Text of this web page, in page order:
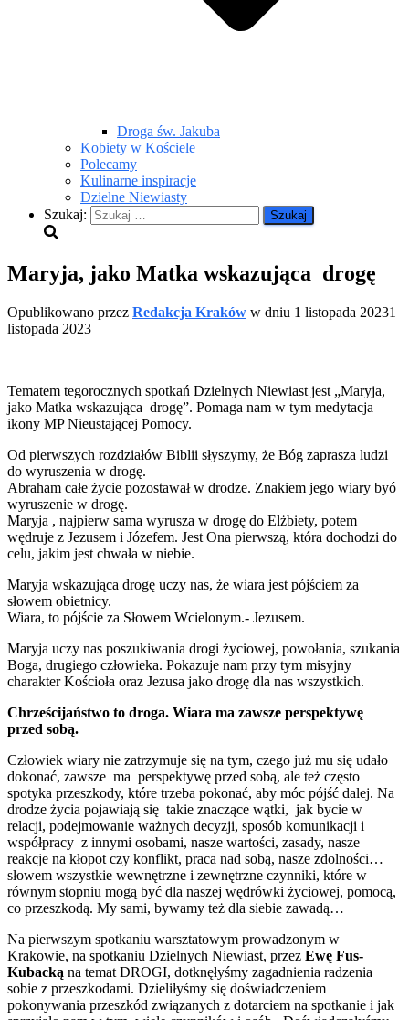
Droga św. Jakuba
Kobiety w Kościele
Polecamy
Kulinarne inspiracje
Dzielne Niewiasty
Szukaj:
Maryja, jako Matka wskazująca drogę
Opublikowano przez Redakcja Kraków w dniu 1 listopada 20231
listopada 2023
Tematem tegorocznych spotkań Dzielnych Niewiast jest „Maryja,
jako Matka wskazująca drogę”. Pomaga nam w tym medytacja
ikony MP Nieustającej Pomocy.
Od pierwszych rozdziałów Biblii słyszymy, że Bóg zaprasza ludzi
do wyruszenia w drogę.
Abraham całe życie pozostawał w drodze. Znakiem jego wiary byó
wyruszenie w drogę.
Maryja , najpierw sama wyrusza w drogę do Elżbiety, potem
wędruje z Jezusem i Józefem. Jest Ona pierwszą, która dochodzi do
celu, jakim jest chwała w niebie.
Maryja wskazująca drogę uczy nas, że wiara jest pójściem za
słowem obietnicy.
Wiara, to pójście za Słowem Wcielonym.- Jezusem.
Maryja uczy nas poszukiwania drogi życiowej, powołania, szukania
Boga, drugiego człowieka. Pokazuje nam przy tym misyjny
charakter Kościoła oraz Jezusa jako drogę dla nas wszystkich.
Chrześcijaństwo to droga. Wiara ma zawsze perspektywę
przed sobą.
Człowiek wiary nie zatrzymuje się na tym, czego już mu się udało
dokonać, zawsze ma perspektywę przed sobą, ale też często
spotyka przeszkody, które trzeba pokonać, aby móc pójść dalej. Na
drodze życia pojawiają się takie znaczące wątki, jak bycie w
relacji, podejmowanie ważnych decyzji, sposób komunikacji i
współpracy z innymi osobami, nasze wartości, zasady, nasze
reakcje na kłopot czy konflikt, praca nad sobą, nasze zdolności…
słowem wszystkie wewnętrzne i zewnętrzne czynniki, które w
równym stopniu mogą być dla naszej wędrówki życiowej, pomocą,
co przeszkodą. My sami, bywamy też dla siebie zawadą…
Na pierwszym spotkaniu warsztatowym prowadzonym w
Krakowie, na spotkaniu Dzielnych Niewiast, przez Ewę Fus-
Kubacką na temat DROGI, dotknęłyśmy zagadnienia radzenia
sobie z przeszkodami. Dzieliłyśmy się doświadczeniem
pokonywania przeszkód związanych z dotarciem na spotkanie i jak